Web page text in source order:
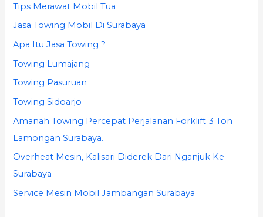
r
:
Tips Merawat Mobil Tua
Jasa Towing Mobil Di Surabaya
Apa Itu Jasa Towing ?
Towing Lumajang
Towing Pasuruan
Towing Sidoarjo
Amanah Towing Percepat Perjalanan Forklift 3 Ton
Lamongan Surabaya.
Overheat Mesin, Kalisari Diderek Dari Nganjuk Ke
Surabaya
Service Mesin Mobil Jambangan Surabaya